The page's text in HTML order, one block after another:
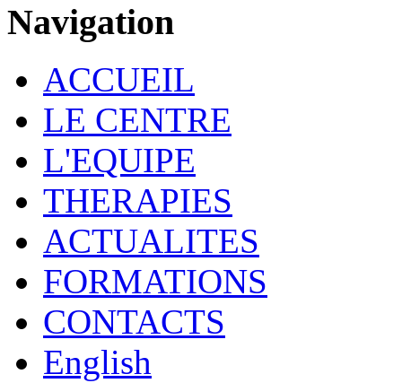
Navigation
ACCUEIL
LE CENTRE
L'EQUIPE
THERAPIES
ACTUALITES
FORMATIONS
CONTACTS
English